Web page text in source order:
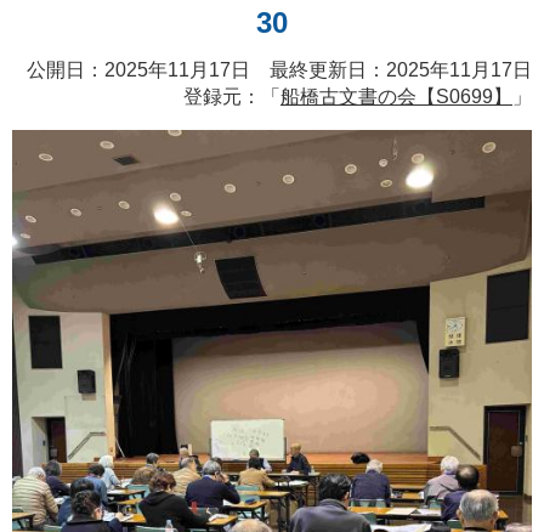
30
公開日：2025年11月17日 最終更新日：2025年11月17日
登録元：「 船橋古文書の会【S0699】 」